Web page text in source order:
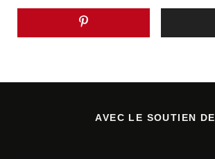
AVEC LE SOUTIEN DE